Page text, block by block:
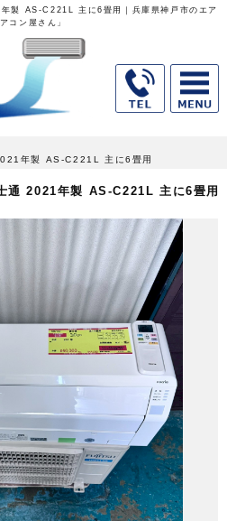
製 AS-C221L 主に6畳用｜兵庫県神戸市のエア
コン屋さん」
年製 AS-C221L 主に6畳用
通 2021年製 AS-C221L 主に6畳用